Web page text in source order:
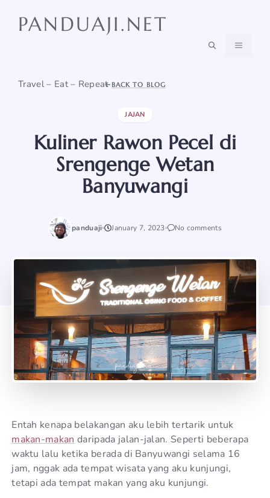
PANDUAJI.NET
Travel – Eat – Repeat
MENU
BACK TO BLOG
JAJAN
Kuliner Rawon Pecel di
Srengenge Wetan
Banyuwangi
panduaji January 7, 2023 No comments
Entah kenapa belakangan aku lebih tertarik untuk
makan-makan daripada jalan-jalan. Seperti beberapa
waktu lalu ketika berada di Banyuwangi selama 16
jam, nggak ada tempat wisata yang aku kunjungi,
tetapi ada tempat makan yang aku kunjungi.